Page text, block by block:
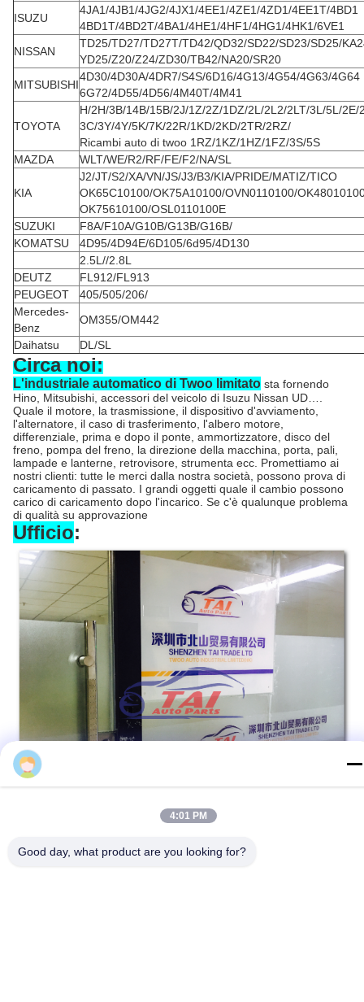
ISUZU
4JA1/4JB1/4JG2/4JX1/4EE1/4ZE1/4ZD1/4EE1T/4BD1
4BD1T/4BD2T/4BA1/4HE1/4HF1/4HG1/4HK1/6VE1
NISSAN
TD25/TD27/TD27T/TD42/QD32/SD22/SD23/SD25/
YD25/Z20/Z24/ZD30/TB42/NA20/SR20
MITSUBISHI
4D30/4D30A/4DR7/S4S/6D16/4G13/4G54/4G63/4G64
6G72/4D55/4D56/4M40T/4M41
TOYOTA
H/2H/3B/14B/15B/2J/1Z/2Z/1DZ/2L/2L2/2LT/3L/5L/2E/
3C/3Y/4Y/5K/7K/22R/1KD/2KD/2TR/2RZ/
Ricambi auto di twoo 1RZ/1KZ/1HZ/1FZ/3S/5S
MAZDA
WLT/WE/R2/RF/FE/F2/NA/SL
KIA
J2/JT/S2/XA/VN/JS/J3/B3/KIA/PRIDE/MATIZ/TICO
OK65C10100/OK75A10100/OVN0110100/
OK75610100/OSL0110100E
SUZUKI
F8A/F10A/G10B/G13B/G16B/
KOMATSU
4D95/4D94E/6D105/6d95/4D130
2.5L//2.8L
DEUTZ
FL912/FL913
PEUGEOT
405/505/206/
Mercedes-
Benz
OM355/OM442
Daihatsu
DL/SL
Circa noi:
L'industriale automatico di Twoo limitato sta fornendo
Hino, Mitsubishi, accessori del veicolo di Isuzu Nissan UD….
Quale il motore, la trasmissione, il dispositivo d'avviamento,
l'alternatore, il caso di trasferimento, l'albero motore,
differenziale, prima e dopo il ponte, ammortizzatore, disco del
freno, pompa del freno, la direzione della macchina, porta, pali,
lampade e lanterne, retrovisore, strumenta ecc. Promettiamo ai
nostri clienti: tutte le merci dalla nostra società, possono prova di
caricamento di passato. I grandi oggetti quale il cambio possono
carico di caricamento dopo l'incarico. Se c'è qualunque problema
di qualità su approvazione
Ufficio:
Più pezzi di ricambio:
4:01 PM
Good day, what product are you looking for?